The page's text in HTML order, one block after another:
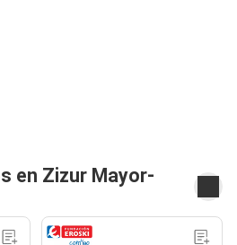
en Zizur Mayor-